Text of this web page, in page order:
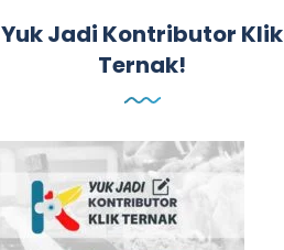
Yuk Jadi Kontributor Klik
Ternak!